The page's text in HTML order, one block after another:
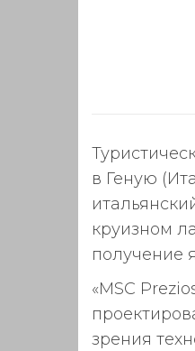
в Геную
круизном
получение
«MSC
зрения